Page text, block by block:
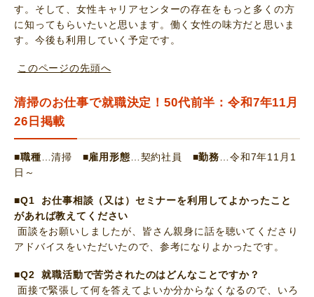
す。そして、女性キャリアセンターの存在をもっと多くの方
に知ってもらいたいと思います。働く女性の味方だと思いま
す。今後も利用していく予定です。
このページの先頭へ
清掃のお仕事で就職決定！50代前半：令和7年11月
26日掲載
■職種 …清掃 ■雇用形態 …契約社員 ■勤務 …令和7年11月1
日～
■Q1 お仕事相談（又は）セミナーを利用してよかったこと
があれば教えてください
面談をお願いしましたが、皆さん親身に話を聴いてくださり
アドバイスをいただいたので、参考になりよかったです。
■Q2 就職活動で苦労されたのはどんなことですか？
面接で緊張して何を答えてよいか分からなくなるので、いろ